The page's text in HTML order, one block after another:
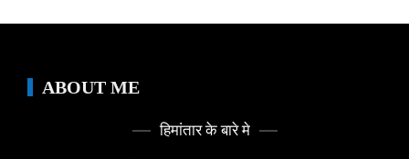
ABOUT ME
हिमांतार के बारे मे